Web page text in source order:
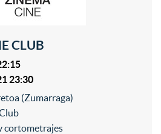
CLUB
23:30
(Zumarraga)
cortometrajes